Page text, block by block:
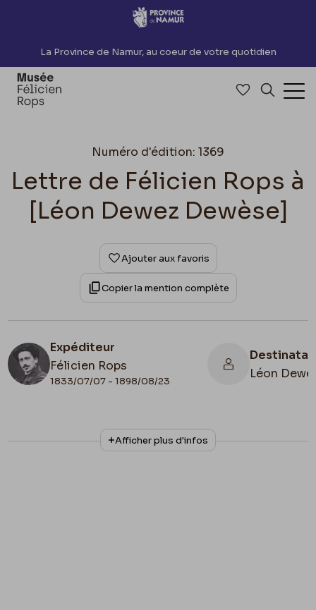
Accèder directement au contenu
La Province de Namur, au coeur de votre quotidien
Accéder à
Numéro d'édition: 1369
Lettre de Félicien Rops à
[Léon Dewez Dewèse]
Ajouter aux favoris
Copier la mention complète
Expéditeur
Félicien Rops
1833/07/07 - 1898/08/23
Léon
N° d'inventaire
ML/02237/0004
Collationnage
Autographe
Afficher plus d'infos